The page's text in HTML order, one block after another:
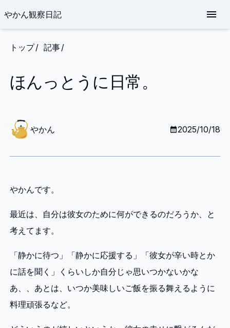
やかん観察日記
トップ 記事
ほんっとうに日常。
か
やかん 2025/10/18
やかんです。
最近は、自分は彼女のために何ができるのだろうか、と
考えてます。
「静かに待つ」「静かに応援する」「彼女が辛い時とか
に話を聞く」くらいしか自分じゃ思いつかないかな
あ、、あとは、いつか美味しいご飯を振る舞えるように
料理頑張るなど。